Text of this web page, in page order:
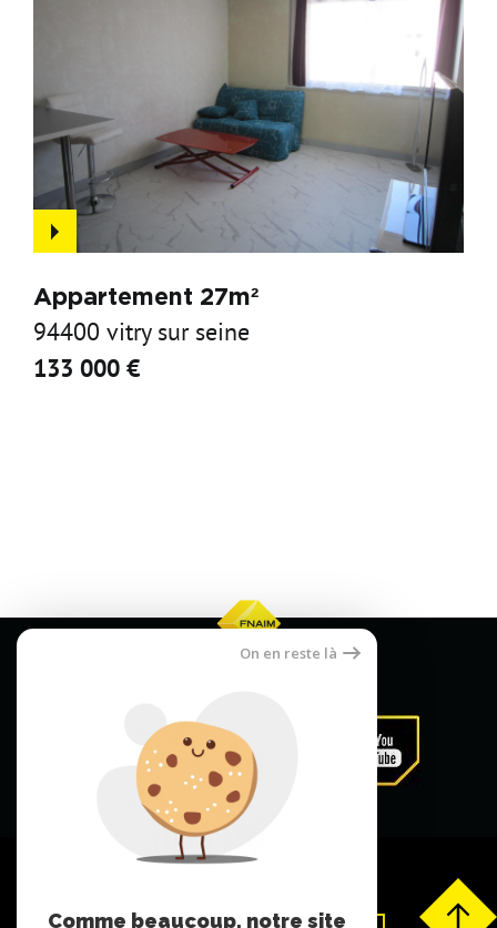
Appartement 27m²
94400 vitry sur seine
133 000 €
On en reste là
Comme beaucoup, notre site